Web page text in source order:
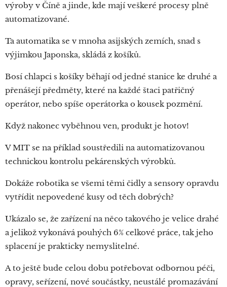
výroby v Číně a jinde, kde mají veškeré procesy plně
automatizované.
Ta automatika se v mnoha asijských zemích, snad s
výjimkou Japonska, skládá z košíků.
Bosí chlapci s košíky běhají od jedné stanice ke druhé a
přenášejí předměty, které na každé štaci patřičný
operátor, nebo spíše operátorka o kousek pozmění.
Když nakonec vyběhnou ven, produkt je hotov!
V MIT se na příklad soustředili na automatizovanou
technickou kontrolu pekárenských výrobků.
Dokáže robotika se všemi těmi čidly a sensory opravdu
vytřídit nepovedené kusy od těch dobrých?
Ukázalo se, že zařízení na něco takového je velice drahé
a jelikož vykonává pouhých 6% celkové práce, tak jeho
splacení je prakticky nemyslitelné.
A to ještě bude celou dobu potřebovat odbornou péči,
opravy, seřízení, nové součástky, neustálé promazávání